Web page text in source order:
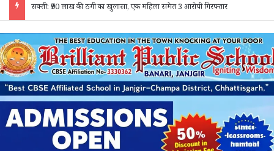
सक्ती: ₹90 लाख की ठगी का खुलासा, एक महिला समेत 3 आरोपी गिरफ्तार